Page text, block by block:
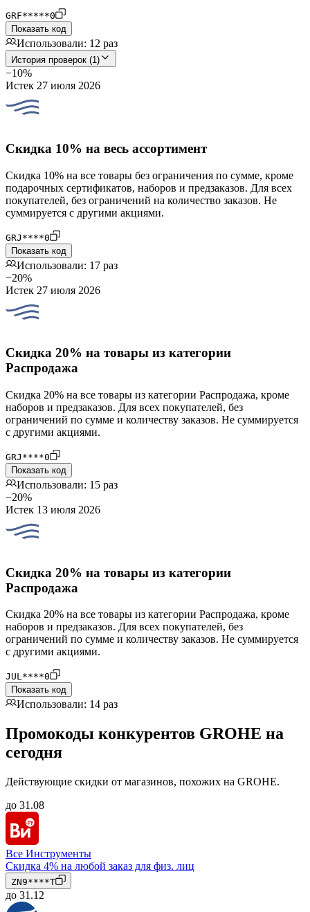
GRF*****0
Показать код
Использовали: 12 раз
История проверок (1)
−10%
Истек 27 июля 2026
Скидка 10% на весь ассортимент
Скидка 10% на все товары без ограничения по сумме, кроме
подарочных сертификатов, наборов и предзаказов. Для всех
покупателей, без ограничений на количество заказов. Не
суммируется с другими акциями.
GRJ****0
Показать код
Использовали: 17 раз
−20%
Истек 27 июля 2026
Скидка 20% на товары из категории
Распродажа
Скидка 20% на все товары из категории Распродажа, кроме
наборов и предзаказов. Для всех покупателей, без
ограничений по сумме и количеству заказов. Не суммируется
с другими акциями.
GRJ****0
Показать код
Использовали: 15 раз
−20%
Истек 13 июля 2026
Скидка 20% на товары из категории
Распродажа
Скидка 20% на все товары из категории Распродажа, кроме
наборов и предзаказов. Для всех покупателей, без
ограничений по сумме и количеству заказов. Не суммируется
с другими акциями.
JUL****0
Показать код
Использовали: 14 раз
Промокоды конкурентов GROHE на
сегодня
Действующие скидки от магазинов, похожих на GROHE.
до 31.08
Все Инструменты
Скидка 4% на любой заказ для физ. лиц
ZN9****T
до 31.12